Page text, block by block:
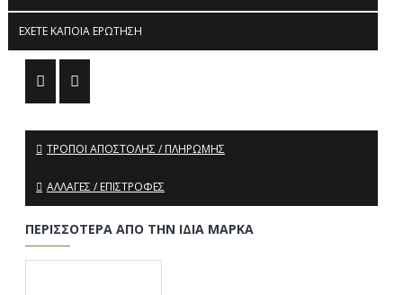
ΈΧΕΤΕ ΚΆΠΟΙΑ ΕΡΏΤΗΣΗ
ΤΡΌΠΟΙ ΑΠΟΣΤΟΛΉΣ / ΠΛΗΡΩΜΉΣ
ΑΛΛΑΓΈΣ / ΕΠΙΣΤΡΟΦΈΣ
ΠΕΡΙΣΣΌΤΕΡΑ ΑΠΌ ΤΗΝ ΊΔΙΑ ΜΆΡΚΑ